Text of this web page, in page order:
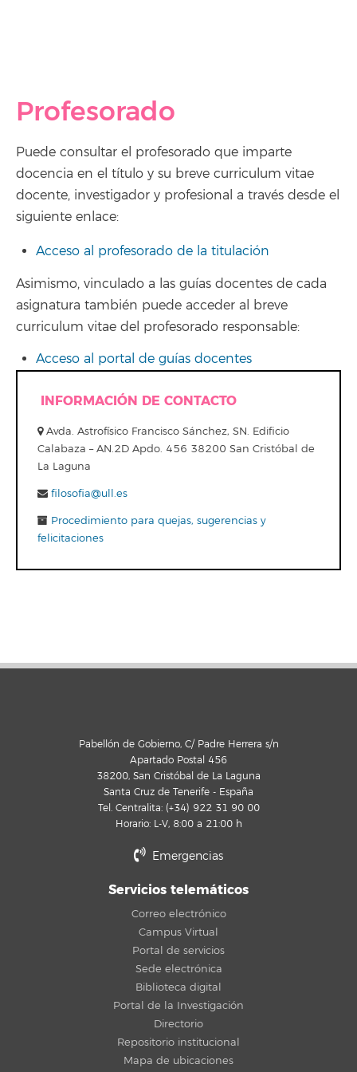
Profesorado
Puede consultar el profesorado que imparte
docencia en el título y su breve curriculum vitae
docente, investigador y profesional a través desde el
siguiente enlace:
Acceso al profesorado de la titulación
Asimismo, vinculado a las guías docentes de cada
asignatura también puede acceder al breve
curriculum vitae del profesorado responsable:
Acceso al portal de guías docentes
INFORMACIÓN DE CONTACTO
Avda. Astrofísico Francisco Sánchez, SN. Edificio
Calabaza – AN.2D Apdo. 456 38200 San Cristóbal de
La Laguna
filosofia@ull.es
Procedimiento para quejas, sugerencias y
felicitaciones
Pabellón de Gobierno, C/ Padre Herrera s/n
Apartado Postal 456
38200, San Cristóbal de La Laguna
Santa Cruz de Tenerife - España
Tel. Centralita: (+34) 922 31 90 00
Horario: L-V, 8:00 a 21:00 h
Emergencias
Servicios telemáticos
Correo electrónico
Campus Virtual
Portal de servicios
Sede electrónica
Biblioteca digital
Portal de la Investigación
Directorio
Repositorio institucional
Mapa de ubicaciones